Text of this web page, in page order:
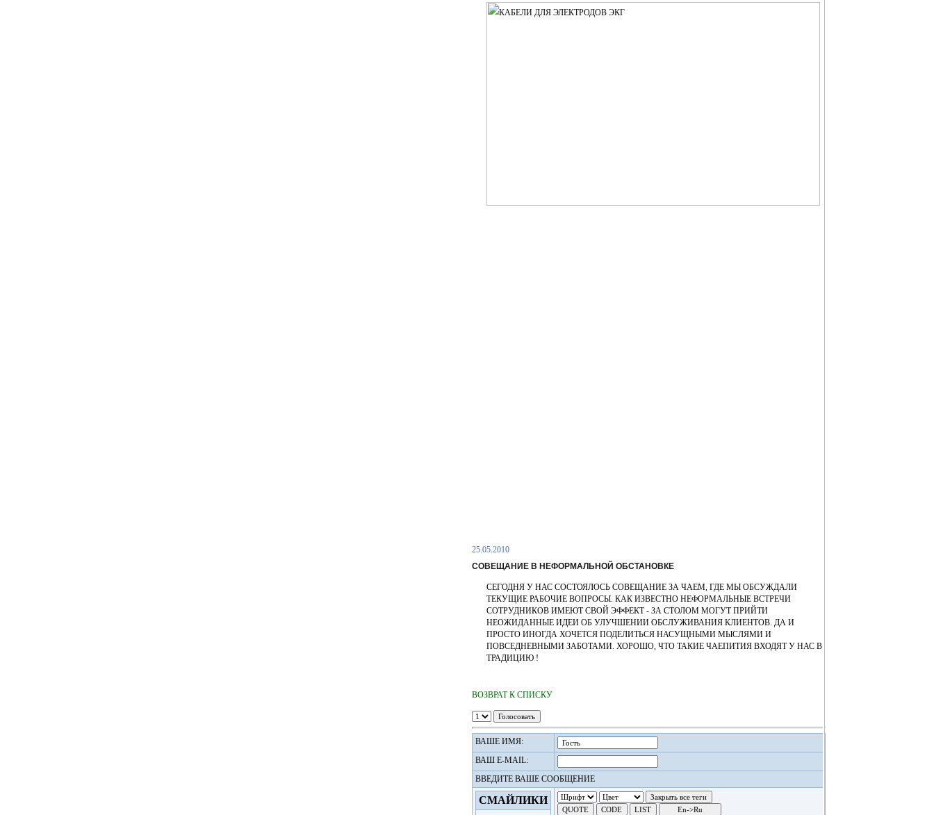
25.05.2010
СОВЕЩАНИЕ В НЕФОРМАЛЬНОЙ ОБСТАНОВКЕ
СЕГОДНЯ У НАС СОСТОЯЛОСЬ СОВЕЩАНИЕ ЗА ЧАЕМ, ГДЕ МЫ ОБСУЖДАЛИ
ТЕКУЩИЕ РАБОЧИЕ ВОПРОСЫ. КАК ИЗВЕСТНО НЕФОРМАЛЬНЫЕ ВСТРЕЧИ
СОТРУДНИКОВ ИМЕЮТ СВОЙ ЭФФЕКТ - ЗА СТОЛОМ МОГУТ ПРИЙТИ
НЕОЖИДАННЫЕ ИДЕИ ОБ УЛУЧШЕНИИ ОБСЛУЖИВАНИЯ КЛИЕНТОВ. ДА И
ПРОСТО ИНОГДА ХОЧЕТСЯ ПОДЕЛИТЬСЯ НАСУЩНЫМИ МЫСЛЯМИ И
ПОВСЕДНЕВНЫМИ ЗАБОТАМИ. ХОРОШО, ЧТО ТАКИЕ ЧАЕПИТИЯ ВХОДЯТ У НАС В
ТРАДИЦИЮ !
ВОЗВРАТ К СПИСКУ
ВАШЕ ИМЯ:
ВАШ E-MAIL:
ВВЕДИТЕ ВАШЕ СООБЩЕНИЕ
СМАЙЛИКИ